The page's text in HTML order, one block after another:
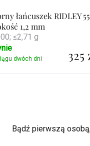
łańcuszek RIDLEY 55
1,2 mm
≤2,71 g
325
Bądź pierwszą